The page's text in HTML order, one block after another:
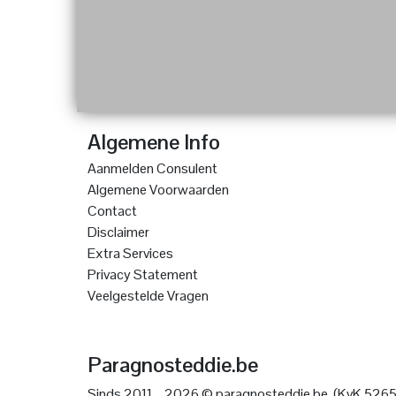
Algemene Info
Aanmelden Consulent
Algemene Voorwaarden
Contact
Disclaimer
Extra Services
Privacy Statement
Veelgestelde Vragen
Paragnosteddie.be